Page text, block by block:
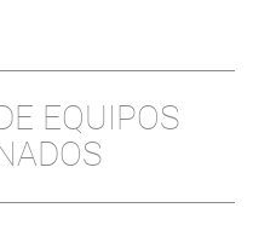
EQUIPOS